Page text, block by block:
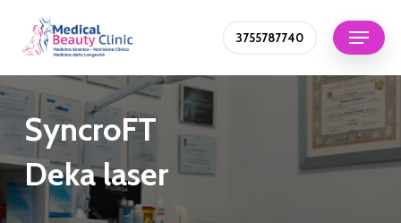
content
3755787740
Menu
SyncroFT
Deka laser
Close
Menu